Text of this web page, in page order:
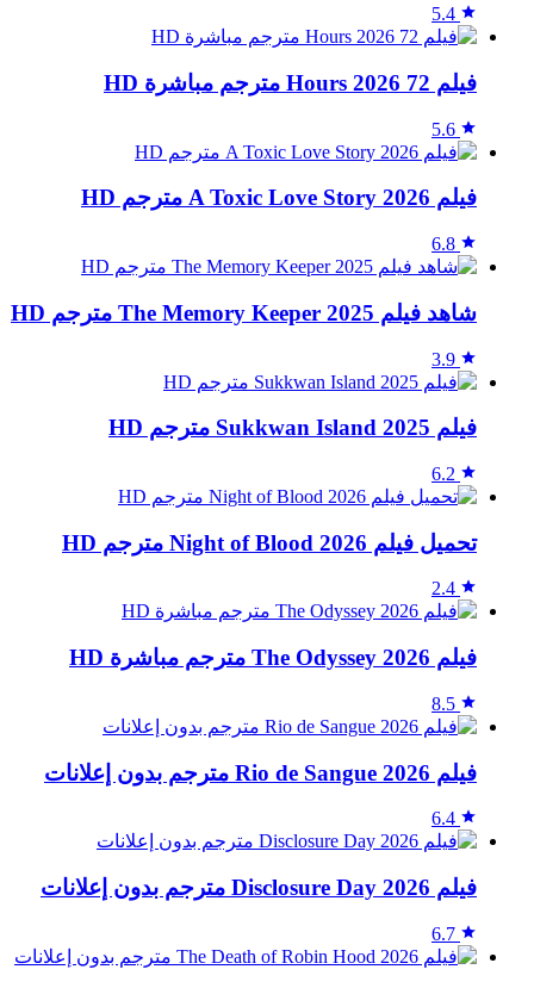
5.4
فيلم 72 Hours 2026 مترجم مباشرة HD
5.6
فيلم A Toxic Love Story 2026 مترجم HD
6.8
شاهد فيلم The Memory Keeper 2025 مترجم HD
3.9
فيلم Sukkwan Island 2025 مترجم HD
6.2
تحميل فيلم Night of Blood 2026 مترجم HD
2.4
فيلم The Odyssey 2026 مترجم مباشرة HD
8.5
فيلم Rio de Sangue 2026 مترجم بدون إعلانات
6.4
فيلم Disclosure Day 2026 مترجم بدون إعلانات
6.7